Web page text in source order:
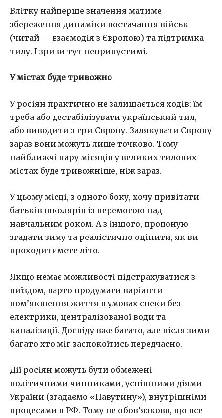
Влітку найперше значення матиме
збереження динаміки постачання військ
(читай — взаємодія з Європою) та підтримка
тилу. І зриви тут неприпустимі.
У містах буде тривожно
У росіян практично не залишається ходів: їм
треба або дестабілізувати український тил,
або виводити з гри Європу. Залякувати Європу
зараз вони можуть лише точково. Тому
найближчі пару місяців у великих тилових
містах буде тривожніше, ніж зараз.
У цьому місці, з одного боку, хочу привітати
батьків школярів із перемогою над
навчальним роком. А з іншого, пропоную
згадати зиму та реалістично оцінити, як ви
проходитимете літо.
Якщо немає можливості підстрахуватися з
виїздом, варто продумати варіанти
пом’якшення життя в умовах спеки без
електрики, централізованої води та
каналізації. Досвіду вже багато, але після зими
багато хто міг заспокоїтись передчасно.
Дії росіян можуть бути обмежені
політичними чинниками, успішними діями
України (згадаємо «Павутину»), внутрішніми
процесами в РФ. Тому не обов’язково, що все